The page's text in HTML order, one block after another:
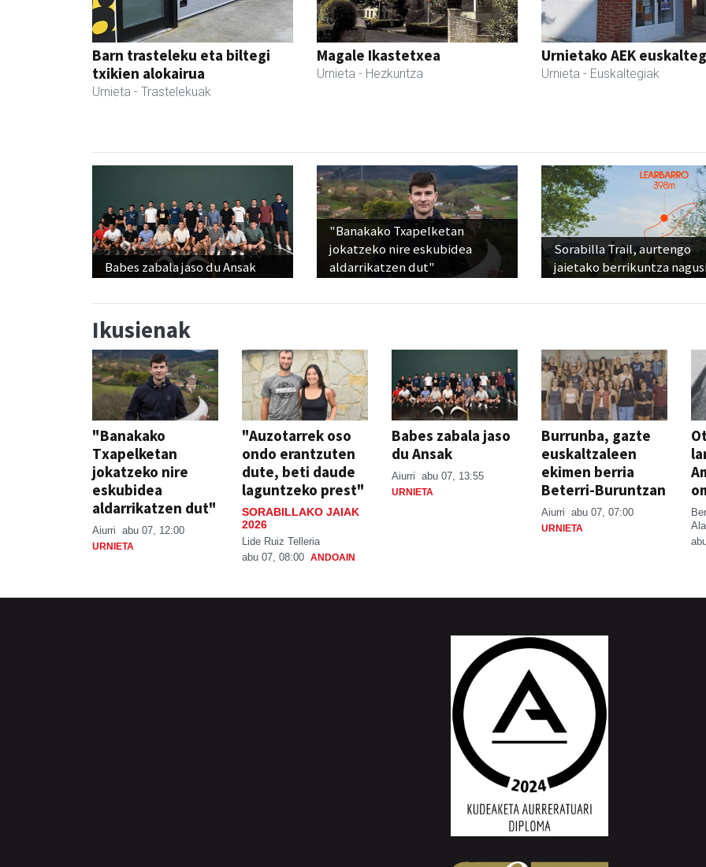
Barn trasteleku eta biltegi
txikien alokairua
Urnieta - Trastelekuak
Magale Ikastetxea
Urnieta - Hezkuntza
Urnietako AEK
Urnieta - Euskaltegiak
Babes zabala jaso du Ansak
"Banakako Txapelketan
jokatzeko nire eskubidea
aldarrikatzen dut"
Sorabilla Trail, aurtengo
jaietako berrikuntza
Ikusienak
"Banakako
Txapelketan
jokatzeko nire
eskubidea
aldarrikatzen dut"
Aiurri abu 07, 12:00
URNIETA
"Auzotarrek oso
ondo erantzuten
dute, beti daude
laguntzeko prest"
SORABILLAKO JAIAK
2026
Lide Ruiz Telleria
abu 07, 08:00 ANDOAIN
Babes zabala jaso
du Ansak
Aiurri abu 07, 13:55
URNIETA
Burrunba, gazte
euskaltzaleen
ekimen berria
Beterri-Buruntzan
Aiurri abu 07, 07:00
URNIETA